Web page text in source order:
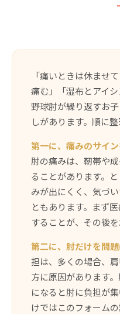
「痛いときは休ませ
痛む」「湿布とアイ
野球肘が繰り返すお
しがあります。順に整
第一に、痛みのサイン
肘の痛みは、靭帯や
ることがあります。
みが出にくく、気づ
ともあります。まず
することが、その後を
第二に、肘だけを問題
担は、多くの場合、
方に原因があります
になると肘に負担が
けではこのフォーム